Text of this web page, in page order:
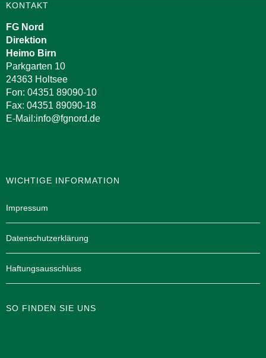
KONTAKT
FG Nord
Direktion
Heimo Birn
Parkgarten 10
24363 Holtsee
Fon: 04351 89090-10
Fax: 04351 89090-18
E-Mail:info@fgnord.de
WICHTIGE INFORMATION
Impressum
Datenschutzerklärung
Haftungsausschluss
SO FINDEN SIE UNS